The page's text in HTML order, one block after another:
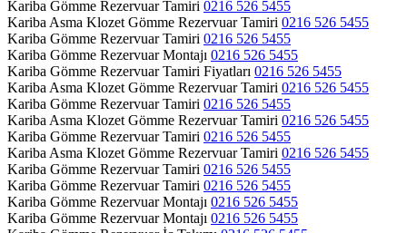
Kariba Gömme Rezervuar Tamiri 0216 526 5455
Kariba Asma Klozet Gömme Rezervuar Tamiri 0216 526 5455
Kariba Gömme Rezervuar Tamiri 0216 526 5455
Kariba Gömme Rezervuar Montajı 0216 526 5455
Kariba Gömme Rezervuar Tamiri Fiyatları 0216 526 5455
Kariba Asma Klozet Gömme Rezervuar Tamiri 0216 526 5455
Kariba Gömme Rezervuar Tamiri 0216 526 5455
Kariba Asma Klozet Gömme Rezervuar Tamiri 0216 526 5455
Kariba Gömme Rezervuar Tamiri 0216 526 5455
Kariba Asma Klozet Gömme Rezervuar Tamiri 0216 526 5455
Kariba Gömme Rezervuar Tamiri 0216 526 5455
Kariba Gömme Rezervuar Tamiri 0216 526 5455
Kariba Gömme Rezervuar Montajı 0216 526 5455
Kariba Gömme Rezervuar Montajı 0216 526 5455